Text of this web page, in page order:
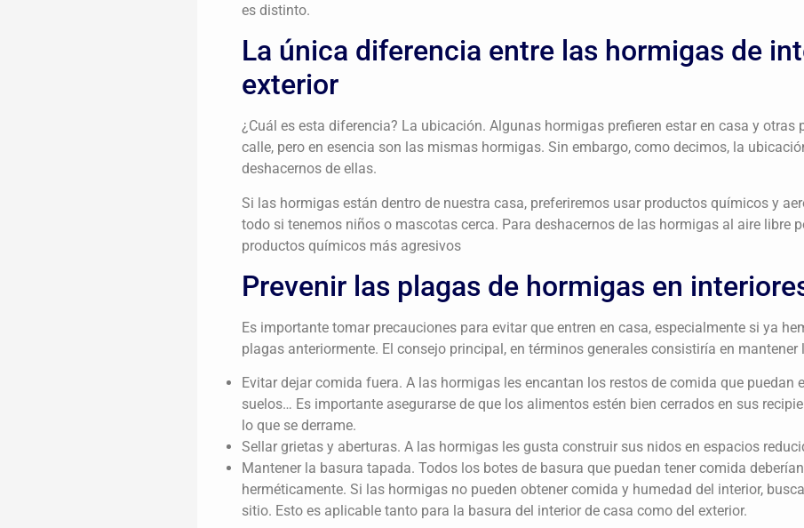
es distinto.
La única diferencia entre las hormigas de
exterior
¿Cuál es esta diferencia? La ubicación. Algunas hormigas prefieren estar en casa y otras
calle, pero en esencia son las mismas hormigas. Sin embargo, como decimos, la
deshacernos de ellas.
Si las hormigas están dentro de nuestra casa, preferiremos usar productos químicos y
todo si tenemos niños o mascotas cerca. Para deshacernos de las hormigas al aire libre
productos químicos más agresivos
Prevenir las plagas de hormigas en
Es importante tomar precauciones para evitar que entren en casa, especialmente si ya
plagas anteriormente. El consejo principal, en términos generales consistiría en mantener
Evitar dejar comida fuera. A las hormigas les encantan los restos de comida que puedan
suelos… Es importante asegurarse de que los alimentos estén bien cerrados en sus
lo que se derrame.
Sellar grietas y aberturas. A las hormigas les gusta construir sus nidos en espacios
Mantener la basura tapada. Todos los botes de basura que puedan tener comida
herméticamente. Si las hormigas no pueden obtener comida y humedad del interior,
sitio. Esto es aplicable tanto para la basura del interior de casa como del exterior.